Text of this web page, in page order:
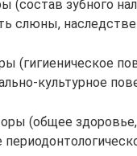
(состав зубного
слюны,
(гигиеническое
культурное
(общее